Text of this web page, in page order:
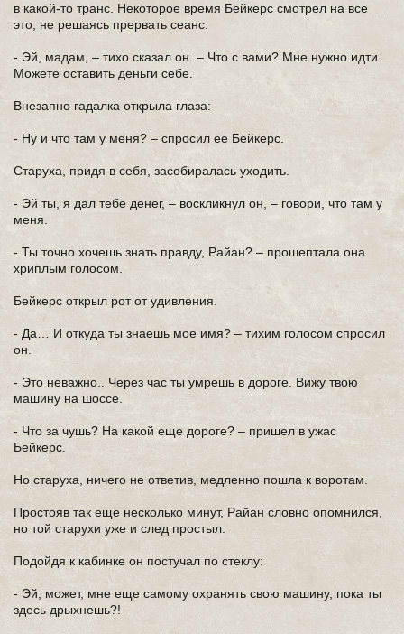
в какой-то транс. Некоторое время Бейкерс смотрел на все
это, не решаясь прервать сеанс.
- Эй, мадам, – тихо сказал он. – Что с вами? Мне нужно идти.
Можете оставить деньги себе.
Внезапно гадалка открыла глаза:
- Ну и что там у меня? – спросил ее Бейкерс.
Старуха, придя в себя, засобиралась уходить.
- Эй ты, я дал тебе денег, – воскликнул он, – говори, что там у
меня.
- Ты точно хочешь знать правду, Райан? – прошептала она
хриплым голосом.
Бейкерс открыл рот от удивления.
- Да… И откуда ты знаешь мое имя? – тихим голосом спросил
он.
- Это неважно.. Через час ты умрешь в дороге. Вижу твою
машину на шоссе.
- Что за чушь? На какой еще дороге? – пришел в ужас
Бейкерс.
Но старуха, ничего не ответив, медленно пошла к воротам.
Простояв так еще несколько минут, Райан словно опомнился,
но той старухи уже и след простыл.
Подойдя к кабинке он постучал по стеклу:
- Эй, может, мне еще самому охранять свою машину, пока ты
здесь дрыхнешь?!